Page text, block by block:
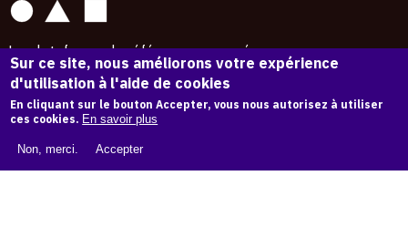
La plateforme de référence pour créer,
conserver et promouvoir l'Histoire de l'Art.
Des catalogues raisonnés aux archives
d'expositions.
43 254 œuvres d'art — 7 587 expositions
Copyright © OAM 2026. Tous droits réservés.
Sur ce site, nous améliorons votre expérience
d'utilisation à l'aide de cookies
En cliquant sur le bouton Accepter, vous nous autorisez à utiliser
ces cookies. En savoir plus
Non, merci. Accepter